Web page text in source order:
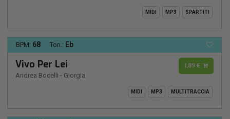
MIDI MP3 SPARTITI
BPM: 68 Ton.: Eb
Vivo Per Lei
Andrea Bocelli - Giorgia
1,89 €
MIDI MP3 MULTITRACCIA